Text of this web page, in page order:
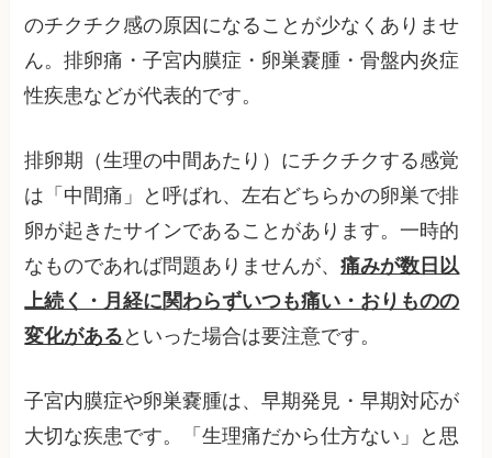
のチクチク感の原因になることが少なくありませ
ん。排卵痛・子宮内膜症・卵巣嚢腫・骨盤内炎症
性疾患などが代表的です。
排卵期（生理の中間あたり）にチクチクする感覚
は「中間痛」と呼ばれ、左右どちらかの卵巣で排
卵が起きたサインであることがあります。一時的
なものであれば問題ありませんが、痛みが数日以
上続く・月経に関わらずいつも痛い・おりものの
変化がある といった場合は要注意です。
子宮内膜症や卵巣嚢腫は、早期発見・早期対応が
大切な疾患です。「生理痛だから仕方ない」と思